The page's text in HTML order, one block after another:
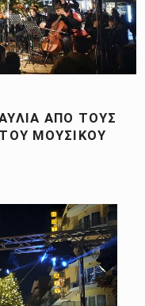
ΑΠΌ ΤΟΥΣ
ΜΟΥΣΙΚΟΎ